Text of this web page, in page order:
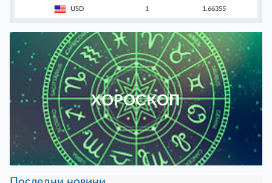
USD 1 1.66355
ХОРОСКОП